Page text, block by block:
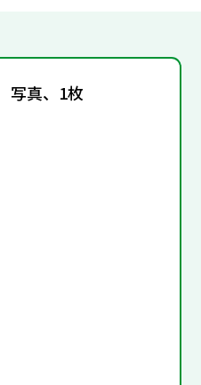
写真、1枚